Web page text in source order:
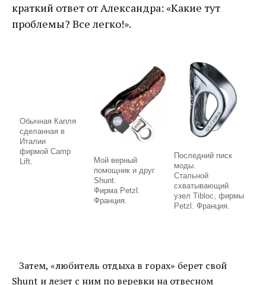
краткий ответ от Александра: «Какие тут
проблемы? Все легко!».
Обычная Капля
сделанная в
Италии
фирмой Camp
Lift.
Мой верный
помощник и друг
Shunt.
Фирма Petzl.
Франция.
Последний писк
моды.
Стальной
схватывающий
узел Tibloc, фирмы
Petzl. Франция.
Затем, «любитель отдыха в горах» берет свой
Shunt и лезет с ним по веревки на отвесном